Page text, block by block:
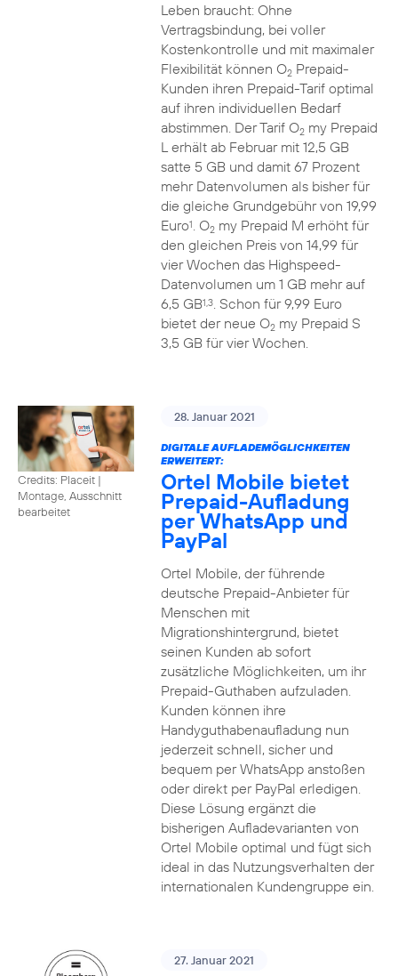
Leben braucht: Ohne
Vertragsbindung, bei voller
Kostenkontrolle und mit maximaler
Flexibilität können O2Prepaid-
Kunden ihren Prepaid-Tarif optimal
auf ihren individuellen Bedarf
abstimmen. Der Tarif O2my Prepaid
L erhält ab Februar mit 12,5 GB
satte 5 GB und damit 67 Prozent
mehr Datenvolumen als bisher für
die gleiche Grundgebühr von 19,99
Euro1. O2my Prepaid M erhöht für
den gleichen Preis von 14,99 für
vier Wochen das Highspeed-
Datenvolumen um 1 GB mehr auf
6,5 GB1,3. Schon für 9,99 Euro
bietet der neue O2my Prepaid S
3,5 GB für vier Wochen.
Credits: Placeit |
Montage, Ausschnitt
bearbeitet
28. Januar 2021
DIGITALE AUFLADEMÖGLICHKEITEN
ERWEITERT:
Ortel Mobile bietet
Prepaid-Aufladung
per WhatsApp und
PayPal
Ortel Mobile, der führende
deutsche Prepaid-Anbieter für
Menschen mit
Migrationshintergrund, bietet
seinen Kunden ab sofort
zusätzliche Möglichkeiten, um ihr
Prepaid-Guthaben aufzuladen.
Kunden können ihre
Handyguthabenaufladung nun
jederzeit schnell, sicher und
bequem per WhatsApp anstoßen
oder direkt per PayPal erledigen.
Diese Lösung ergänzt die
bisherigen Aufladevarianten von
Ortel Mobile optimal und fügt sich
ideal in das Nutzungsverhalten der
internationalen Kundengruppe ein.
27. Januar 2021